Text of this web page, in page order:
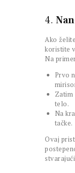
4.
Ako
koristite
Na
Prvo
telo.
Na
tačke.
Ovaj